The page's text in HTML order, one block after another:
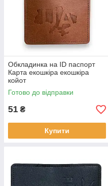
Обкладинка на ID паспорт
Карта екошкіра екошкіра
койот
Готово до відправки
51 ₴
Купити